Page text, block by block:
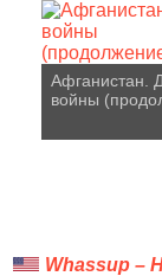
Афганистан.
войны
Whassup –